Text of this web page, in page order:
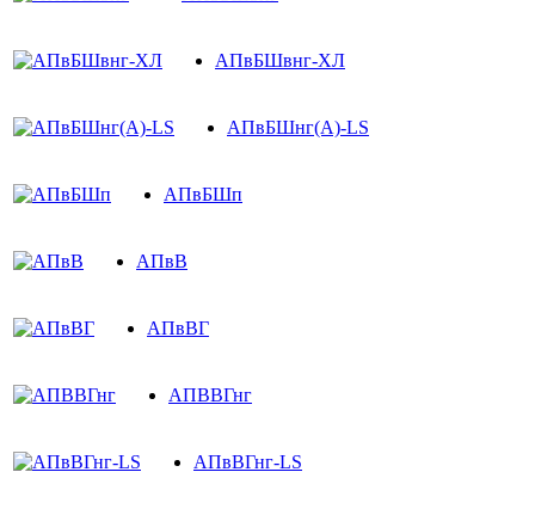
АПвБШвнг-ХЛ
АПвБШнг(А)-LS
АПвБШп
АПвВ
АПвВГ
АПВВГнг
АПвВГнг-LS